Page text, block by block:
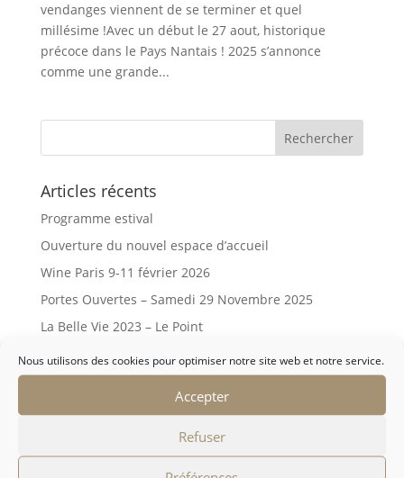
Nous utilisons des cookies pour optimiser notre site web et notre service.
Accepter
Refuser
vendanges viennent de se terminer et quel
millésime !Avec un début le 27 aout, historique
précoce dans le Pays Nantais ! 2025 s’annonce
comme une grande...
Articles récents
Programme estival
Ouverture du nouvel espace d’accueil
Wine Paris 9-11 février 2026
Portes Ouvertes – Samedi 29 Novembre 2025
La Belle Vie 2023 – Le Point
Archives
janvier 2026